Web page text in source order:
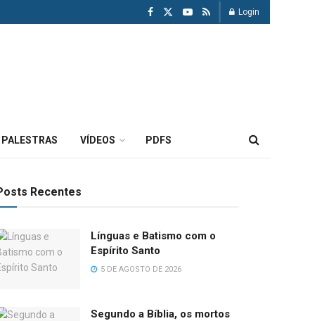
Login
PALESTRAS VÍDEOS PDFS
Recentes
Línguas e Batismo com o
Espírito Santo
5 DE AGOSTO DE 2026
Segundo a Bíblia, os mortos